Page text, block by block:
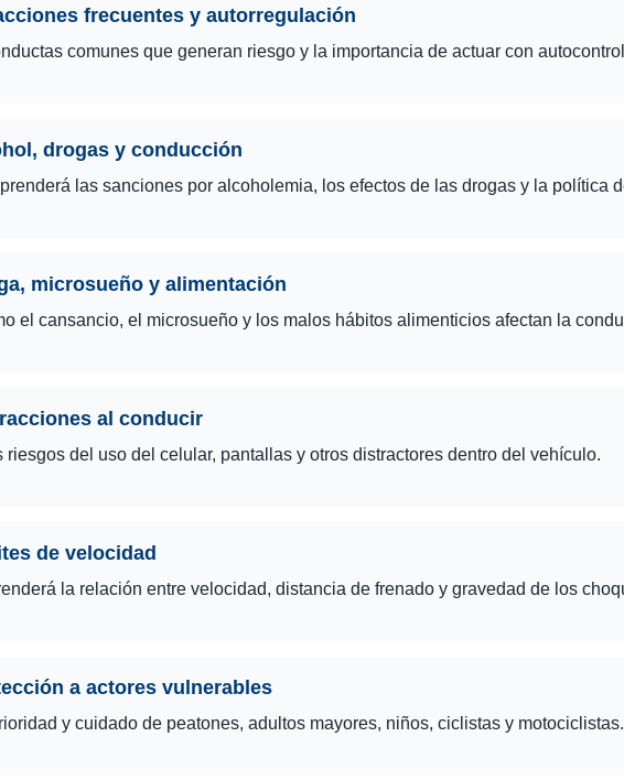
frecuentes y autorregulación
comunes que generan riesgo y la importancia de actuar con
drogas y conducción
las sanciones por alcoholemia, los efectos de las drogas y la política
microsueño y alimentación
el cansancio, el microsueño y los malos hábitos alimenticios afectan la
al conducir
riesgos del uso del celular, pantallas y otros distractores dentro del vehículo.
de velocidad
la relación entre velocidad, distancia de frenado y gravedad de los
a actores vulnerables
y cuidado de peatones, adultos mayores, niños, ciclistas y motociclistas.